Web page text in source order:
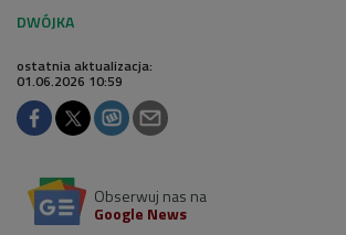
ostatnia aktualizacja:
01.06.2026 10:59
Obserwuj nas na
Google News